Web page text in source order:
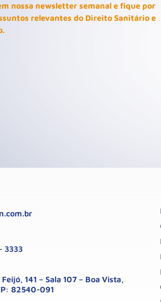
nossa newsletter semanal e fique por
relevantes do Direito Sanitário e
3333
141 – Sala 107 – Boa Vista,
82540-091